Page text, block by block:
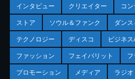
インタビュー
クリエイター
コ
ストア
ソウル＆ファンク
ダン
テクノロジー
ディスコ
ビジネ
ファッション
フェイバリット
プロモーション
メディア ラジオ